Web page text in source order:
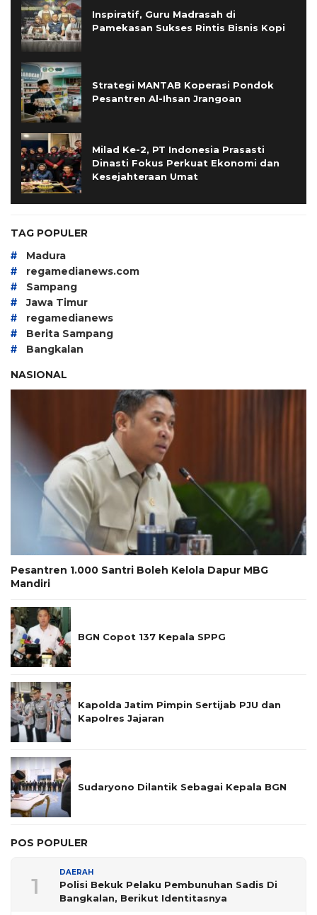
Inspiratif, Guru Madrasah di
Pamekasan Sukses Rintis Bisnis Kopi
Strategi MANTAB Koperasi Pondok
Pesantren Al-Ihsan Jrangoan
Milad Ke-2, PT Indonesia Prasasti
Dinasti Fokus Perkuat Ekonomi dan
Kesejahteraan Umat
TAG POPULER
# Madura
# regamedianews.com
# Sampang
# Jawa Timur
# regamedianews
# Berita Sampang
#
Bangkalan
NASIONAL
Pesantren 1.000 Santri Boleh Kelola Dapur MBG
Mandiri
BGN Copot 137 Kepala SPPG
Kapolda Jatim Pimpin Sertijab PJU dan
Kapolres Jajaran
Sudaryono Dilantik Sebagai Kepala BGN
POS POPULER
1
DAERAH
Polisi Bekuk Pelaku Pembunuhan Sadis Di
Bangkalan, Berikut Identitasnya